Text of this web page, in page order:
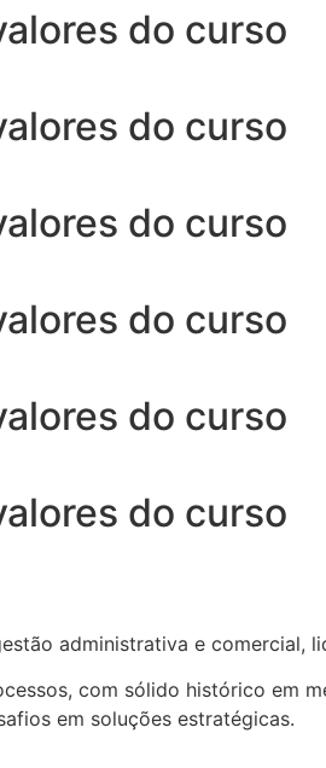
do curso
do curso
do curso
do curso
do curso
do curso
administrativa e
com sólido histórico em
em soluções estratégicas.